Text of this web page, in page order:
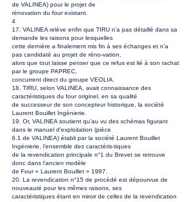
de VALINEA) pour le projet de
rénovation du four existant.
4
17. VALINEA relève enfin que TIRU n’a pas détaillé dans sa
demande les raisons pour lesquelles
cette dernière a finalement mis fin à ses échanges et n’a
pas candidaté au projet de réno-vation,
alors que tout laisse penser que ce refus est lié à son rachat
par le groupe PAPREC,
concurrent direct du groupe VEOLIA.
18. TIRU, selon VALINEA, avait connaissance des
caractéristiques du four originel, en sa qualité
de successeur de son concepteur historique, la société
Laurent Bouillet Ingénierie.
19. Or, VALINEA soutient qu’au vu des schémas figurant
dans le manuel d’exploitation (pièce
6.1 de VALINEA) établi par la société Laurent Bouillet
Ingénierie, l’ensemble des caractéris-tiques
de la revendication principale n°1 du Brevet se retrouve
donc dans l’ancien modèle
de Four « Laurent Bouillet » 1987.
20. La revendication n°15 de procédé est dépourvue de
nouveauté pour les mêmes raisons, ses
caractéristiques étant en miroir de celles de la revendication